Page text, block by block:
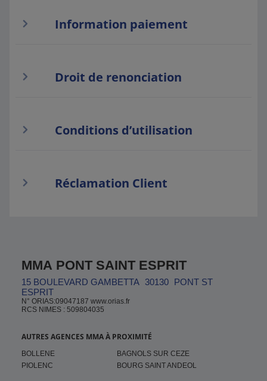
Information paiement
Droit de renonciation
Conditions d’utilisation
Réclamation Client
MMA PONT SAINT ESPRIT
15 BOULEVARD GAMBETTA 30130 PONT ST
ESPRIT
N° ORIAS:09047187 www.orias.fr
RCS NIMES : 509804035
AUTRES AGENCES MMA À PROXIMITÉ
BOLLENE
BAGNOLS SUR CEZE
PIOLENC
BOURG SAINT ANDEOL